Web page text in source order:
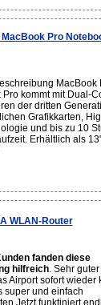
Pro
MacBook
Pro kommt mit Dual-
der dritten
Grafikkarten,
und bis zu 10
Erhältlich als
WLAN-Router
fanden diese
hilfreich. Sehr guter
Airport sofort wieder
super und einfach
Jetzt funktiniert